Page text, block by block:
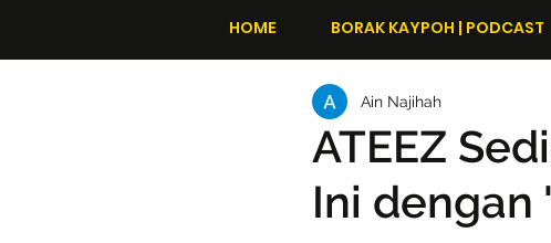
HOME BORAK KAYPOH | PODCAST
ATEEZ
Ini dengan
Ain Najihah